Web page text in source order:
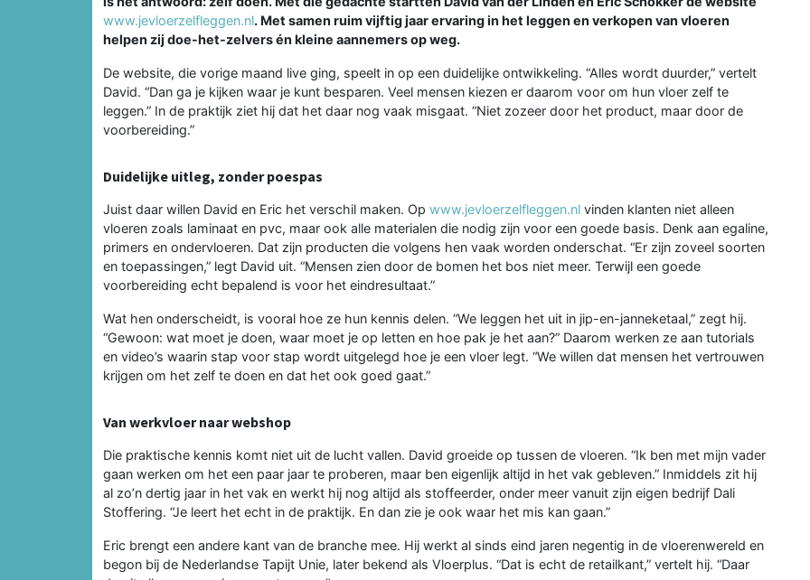
www.jevloerzelfleggen.nl. Met samen ruim vijftig jaar ervaring in het leggen en verkopen van vloeren
helpen zij doe-het-zelvers én kleine aannemers op weg.
De website, die vorige maand live ging, speelt in op een duidelijke ontwikkeling. “Alles wordt duurder,” vertelt
David. “Dan ga je kijken waar je kunt besparen. Veel mensen kiezen er daarom voor om hun vloer zelf te
leggen.” In de praktijk ziet hij dat het daar nog vaak misgaat. “Niet zozeer door het product, maar door de
voorbereiding.”
Duidelijke uitleg, zonder poespas
Juist daar willen David en Eric het verschil maken. Op www.jevloerzelfleggen.nl vinden klanten niet alleen
vloeren zoals laminaat en pvc, maar ook alle materialen die nodig zijn voor een goede basis. Denk aan egaline,
primers en ondervloeren. Dat zijn producten die volgens hen vaak worden onderschat. “Er zijn zoveel soorten
en toepassingen,” legt David uit. “Mensen zien door de bomen het bos niet meer. Terwijl een goede
voorbereiding echt bepalend is voor het eindresultaat.”
Wat hen onderscheidt, is vooral hoe ze hun kennis delen. “We leggen het uit in jip-en-janneketaal,” zegt hij.
“Gewoon: wat moet je doen, waar moet je op letten en hoe pak je het aan?” Daarom werken ze aan tutorials
en video’s waarin stap voor stap wordt uitgelegd hoe je een vloer legt. “We willen dat mensen het vertrouwen
krijgen om het zelf te doen en dat het ook goed gaat.”
Van werkvloer naar webshop
Die praktische kennis komt niet uit de lucht vallen. David groeide op tussen de vloeren. “Ik ben met mijn vader
gaan werken om het een paar jaar te proberen, maar ben eigenlijk altijd in het vak gebleven.” Inmiddels zit hij
al zo’n dertig jaar in het vak en werkt hij nog altijd als stoffeerder, onder meer vanuit zijn eigen bedrijf Dali
Stoffering. “Je leert het echt in de praktijk. En dan zie je ook waar het mis kan gaan.”
Eric brengt een andere kant van de branche mee. Hij werkt al sinds eind jaren negentig in de vloerenwereld en
begon bij de Nederlandse Tapijt Unie, later bekend als Vloerplus. “Dat is echt de retailkant,” vertelt hij. “Daar